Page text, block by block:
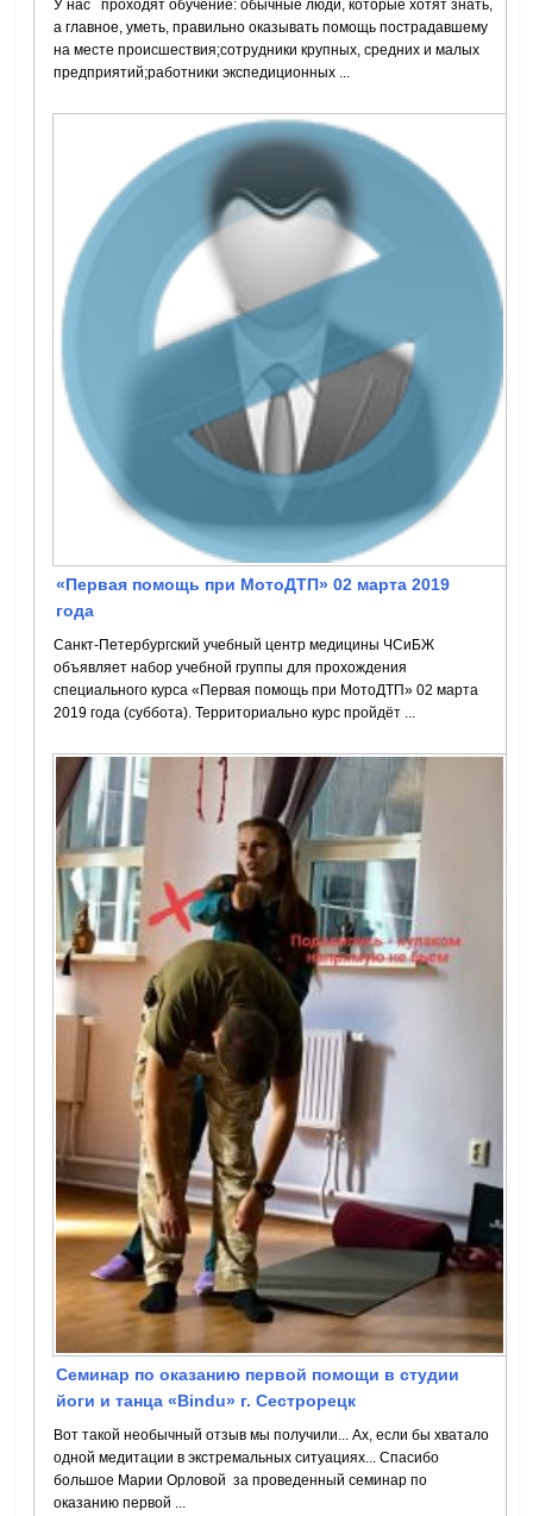
У нас проходят обучение: обычные люди, которые хотят знать,
а главное, уметь, правильно оказывать помощь пострадавшему
на месте происшествия;сотрудники крупных, средних и малых
предприятий;работники экспедиционных ...
«Первая помощь при МотоДТП» 02 марта 2019
года
Санкт-Петербургский учебный центр медицины ЧСиБЖ
объявляет набор учебной группы для прохождения
специального курса «Первая помощь при МотоДТП» 02 марта
2019 года (суббота). Территориально курс пройдёт ...
Семинар по оказанию первой помощи в студии
йоги и танца «Bindu» г. Сестрорецк
Вот такой необычный отзыв мы получили... Ах, если бы хватало
одной медитации в экстремальных ситуациях... Спасибо
большое Марии Орловой за проведенный семинар по
оказанию первой ...